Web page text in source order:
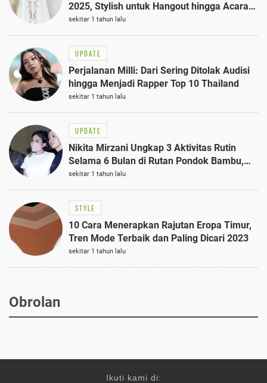
2025, Stylish untuk Hangout hingga Acara
Semi-Formal
sekitar 1 tahun lalu
UPDATE
Perjalanan Milli: Dari Sering Ditolak Audisi
hingga Menjadi Rapper Top 10 Thailand
sekitar 1 tahun lalu
UPDATE
Nikita Mirzani Ungkap 3 Aktivitas Rutin
Selama 6 Bulan di Rutan Pondok Bambu,
Terungkap!
sekitar 1 tahun lalu
STYLE
10 Cara Menerapkan Rajutan Eropa Timur,
Tren Mode Terbaik dan Paling Dicari 2023
sekitar 1 tahun lalu
Obrolan
Ikuti kami di: